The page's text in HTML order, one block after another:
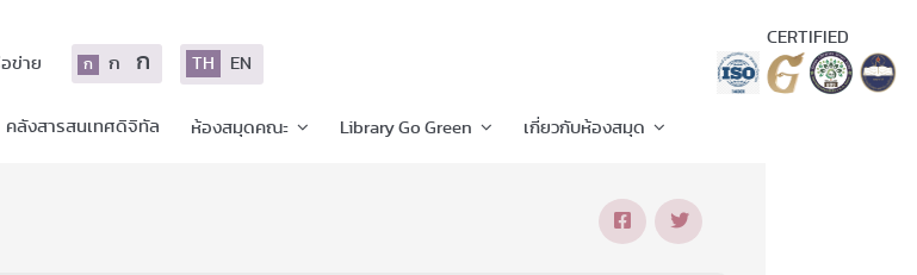
ข่าย ก ก ก TH EN
คลังสารสนเทศดิจิทัล ห้องสมุดคณะ Library Go Green เกี่ยวกับห้องสมุด
CERTIFIED